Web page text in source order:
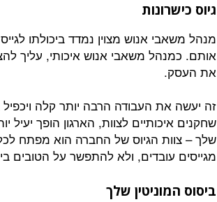
גיוס כישרונות
מנהל משאבי אנוש מצוין נמדד ביכולתו
אותם. כמנהל משאבי אנוש איכותי, עליך
את העסק.
זה יעשה את העבודה הרבה יותר קלה
שחקנים איכותיים לצוות, הארגון הופך
שלך – צוות הגיוס של החברה הוא מפתח
מגייסים עובדים, ולא להתפשר על הטובים
ביסוס המוניטין שלך